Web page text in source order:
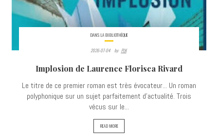
DANS LA BIBLIOTHÈQUE
2026-07-04 By: PLK
Implosion de Laurence Florisca Rivard
Le titre de ce premier roman est très évocateur... Un roman
polyphonique sur un sujet parfaitement d’actualité. Trois
vécus sur le...
READ MORE